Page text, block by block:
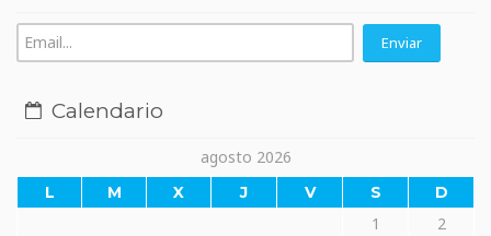
Calendario
agosto 2026
L M X J V S D
1
2